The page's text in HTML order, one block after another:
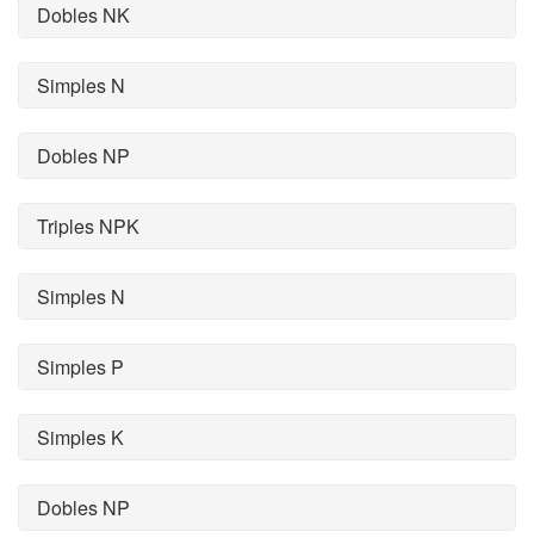
Dobles NK
Simples N
Dobles NP
Triples NPK
Simples N
Simples P
Simples K
Dobles NP